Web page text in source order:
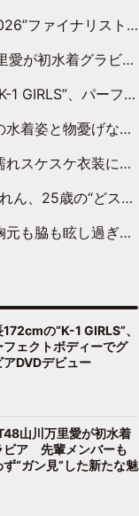
ンスで鍛え上げた健康的な美ボディー披露
輩メンバーも思わず“ガン見”した新たな魅力
ェクトボディーでグラビアDVDデビュー
ドキドキ…「ステキなお写真」「透明感がスゴい」
過ぎる」「ねもちゃんの眼差しにドキドキが止まらない」
”をバリで解禁 169cmモデル体形で挑む初の本格グラビア
披露「なしこたそ最強」「セクシーでゴージャスで大きなボリューム」
の“K-1 GIRLS”、
フェクトボディーでグ
アDVDデビュー
山川万里愛が初水着
ビア 先輩メンバーも
ず“ガン見”した新たな魅